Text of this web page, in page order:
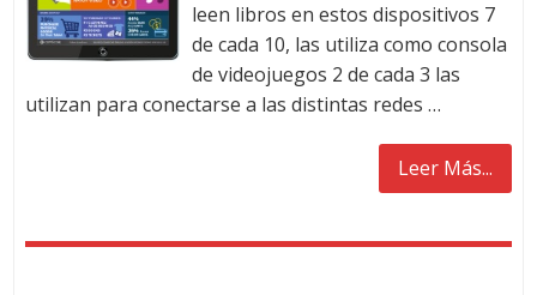
leen libros en estos dispositivos 7
de cada 10, las utiliza como consola
de videojuegos 2 de cada 3 las
utilizan para conectarse a las distintas redes …
Leer Más...